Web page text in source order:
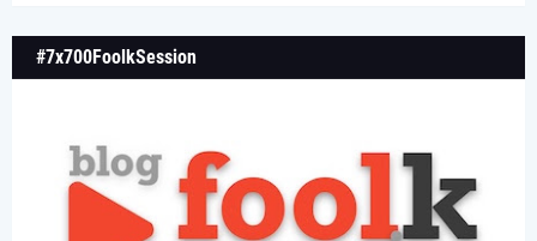
#7x700FoolkSession